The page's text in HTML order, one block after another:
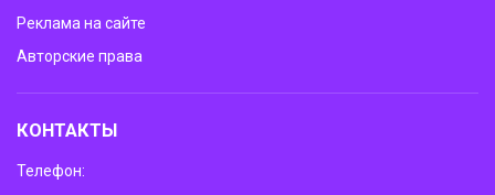
Реклама на сайте
Авторские права
КОНТАКТЫ
Телефон: